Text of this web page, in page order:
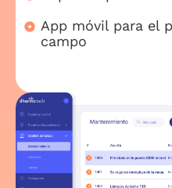
App móvil para el
campo